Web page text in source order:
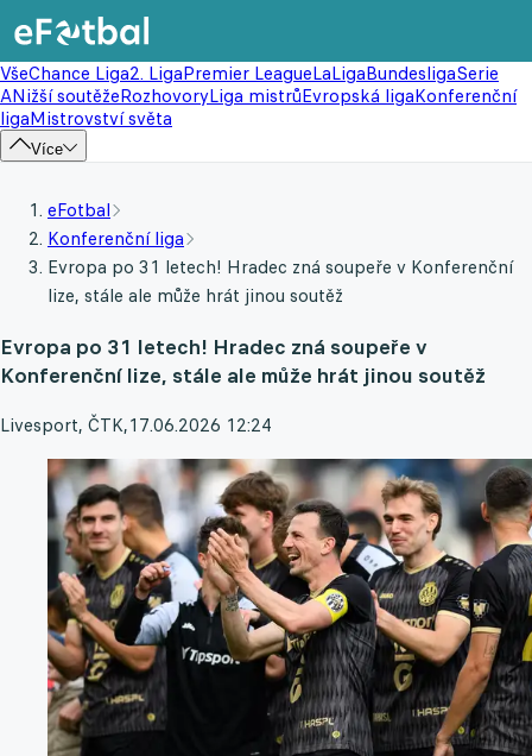
VšeChance Liga2. LigaPremier LeagueLaLigaBundesligaSerie
ANižší soutěžeRozhovoryLiga mistrůEvropská ligaKonferenční
ligaMistrovství světa
Více
eFotbal
Konferenční liga
Evropa po 31 letech! Hradec zná soupeře v Konferenční
lize, stále ale může hrát jinou soutěž
Evropa po 31 letech! Hradec zná soupeře v
Konferenční lize, stále ale může hrát jinou soutěž
Livesport, ČTK,17.06.2026 12:24